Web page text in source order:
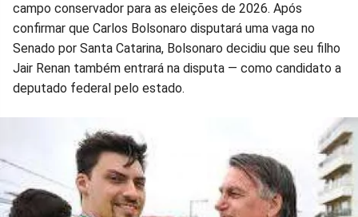
no
Facebook
no
Whatsapp
no
Twitter
no
Messenger
no
Telegram
no
Gettr
campo conservador para as eleições de 2026. Após
confirmar que Carlos Bolsonaro disputará uma vaga no
Senado por Santa Catarina, Bolsonaro decidiu que seu filho
Jair Renan também entrará na disputa — como candidato a
deputado federal pelo estado.